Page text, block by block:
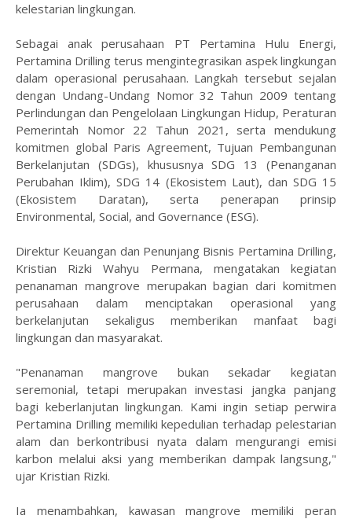
kelestarian lingkungan.
Sebagai anak perusahaan PT Pertamina Hulu Energi,
Pertamina Drilling terus mengintegrasikan aspek lingkungan
dalam operasional perusahaan. Langkah tersebut sejalan
dengan Undang-Undang Nomor 32 Tahun 2009 tentang
Perlindungan dan Pengelolaan Lingkungan Hidup, Peraturan
Pemerintah Nomor 22 Tahun 2021, serta mendukung
komitmen global Paris Agreement, Tujuan Pembangunan
Berkelanjutan (SDGs), khususnya SDG 13 (Penanganan
Perubahan Iklim), SDG 14 (Ekosistem Laut), dan SDG 15
(Ekosistem Daratan), serta penerapan prinsip
Environmental, Social, and Governance (ESG).
Direktur Keuangan dan Penunjang Bisnis Pertamina Drilling,
Kristian Rizki Wahyu Permana, mengatakan kegiatan
penanaman mangrove merupakan bagian dari komitmen
perusahaan dalam menciptakan operasional yang
berkelanjutan sekaligus memberikan manfaat bagi
lingkungan dan masyarakat.
"Penanaman mangrove bukan sekadar kegiatan
seremonial, tetapi merupakan investasi jangka panjang
bagi keberlanjutan lingkungan. Kami ingin setiap perwira
Pertamina Drilling memiliki kepedulian terhadap pelestarian
alam dan berkontribusi nyata dalam mengurangi emisi
karbon melalui aksi yang memberikan dampak langsung,"
ujar Kristian Rizki.
Ia menambahkan, kawasan mangrove memiliki peran